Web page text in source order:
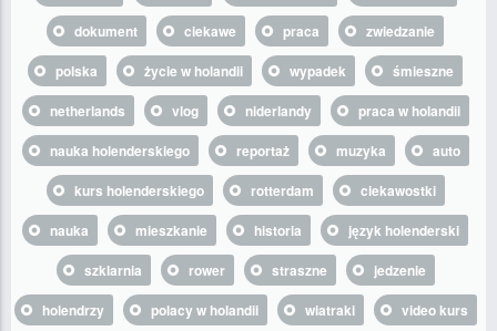
dokument
ciekawe praca
zwiedzanie
polska
życie w holandii wypadek
śmieszne
netherlands
vlog niderlandy
praca w holandii
nauka holenderskiego
reportaż muzyka
auto
kurs holenderskiego
rotterdam
ciekawostki
nauka
mieszkanie historia
język holenderski
szklarnia
rower straszne
jedzenie
holendrzy
polacy w holandii wiatraki
video kurs